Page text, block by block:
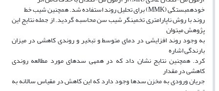
خودهمبستگی (MMK) برای تحلیل روند استفاده شد. همچنین شیب خط
روند با روش ناپارامتری تخمین­گر شیب سن محاسبه گردید. از جمله نتایج این
پژوهش می­توان
به وجود روند افزایشی در دمای متوسط و تبخیر و روندی کاهشی در میزان
بارندگی اشاره
کرد. همچنین نتایج نشان داد که در همه­ی سدهای مورد مطالعه روندی
کاهشی در مقدار
جریان ورودی به مخزن سدها وجود دارد که این کاهش در مقیاس سالانه به